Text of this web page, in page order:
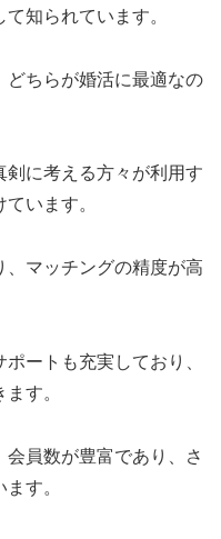
知られています。
どちらが婚活に最適なの
剣に考える方々が利用す
います。
、マッチングの精度が高
ートも充実しており、
す。
員数が豊富であり、さ
す。